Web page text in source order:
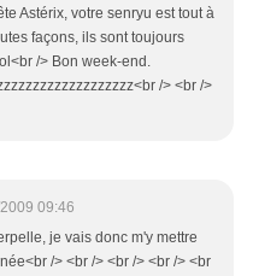
Astérix, votre senryu est tout à
façons, ils sont toujours
/> Bon week-end.
/> <br />
09:46
je vais donc m'y mettre
/> <br /> <br /> <br /> <br